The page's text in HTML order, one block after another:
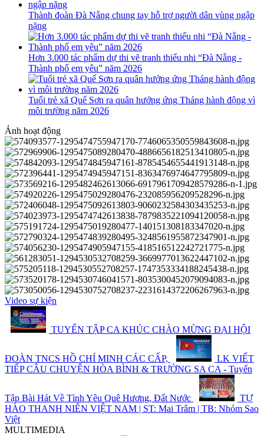
Thành đoàn Đà Nẵng chung tay hỗ trợ người dân vùng ngập
nặng
Hơn 3.000 tác phẩm dự thi vẽ tranh thiếu nhi “Đà Nẵng -
Thành phố em yêu” năm 2026
Tuổi trẻ xã Quế Sơn ra quân hưởng ứng Tháng hành động vì
môi trường năm 2026
Ảnh hoạt động
Video sự kiện
TUYỂN TẬP CA KHÚC CHÀO MỪNG ĐẠI HỘI
ĐOÀN TNCS HỒ CHÍ MINH CÁC CẤP,
LK VIẾT
TIẾP CÂU CHUYỆN HÒA BÌNH & TRƯỜNG SA CA - Tuyển
Tập Bài Hát Về Tình Yêu Quê Hương, Đất Nước
TỰ
HÀO THANH NIÊN VIỆT NAM | ST: Mai Trâm | TB: Nhóm Sao
Việt
MULTIMEDIA